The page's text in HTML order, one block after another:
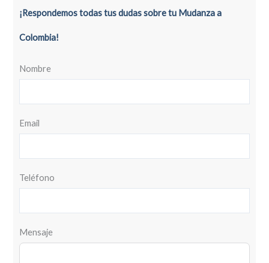
¡Respondemos todas tus dudas sobre tu Mudanza a
Colombia!
Nombre
Email
Teléfono
Mensaje